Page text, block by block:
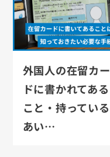
外国人の在留カー
ドに書かれてある
こと・持っている
あい…